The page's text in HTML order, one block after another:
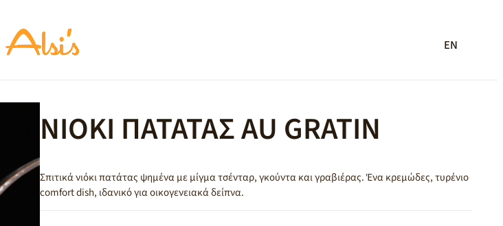
EN
ΝΙΟΚΙ ΠΑΤΑΤΑΣ AU GRATIN
Σπιτικά νιόκι πατάτας ψημένα με μίγμα τσένταρ, γκούντα και γραβιέρας. Ένα κρεμώδες, τυρένιο
comfort dish, ιδανικό για οικογενειακά δείπνα.